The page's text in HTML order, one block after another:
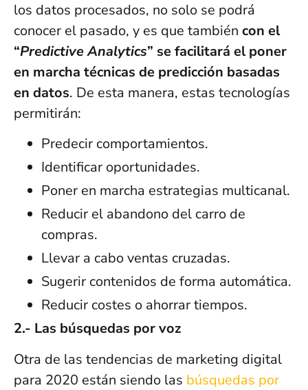
los datos procesados, no solo se podrá
conocer el pasado, y es que también con el
“Predictive Analytics” se facilitará el poner
en marcha técnicas de predicción basadas
en datos. De esta manera, estas tecnologías
permitirán:
Predecir comportamientos.
Identificar oportunidades.
Poner en marcha estrategias multicanal.
Reducir el abandono del carro de
compras.
Llevar a cabo ventas cruzadas.
Sugerir contenidos de forma automática.
Reducir costes o ahorrar tiempos.
2.- Las búsquedas por voz
Otra de las tendencias de marketing digital
para 2020 están siendo las búsquedas por